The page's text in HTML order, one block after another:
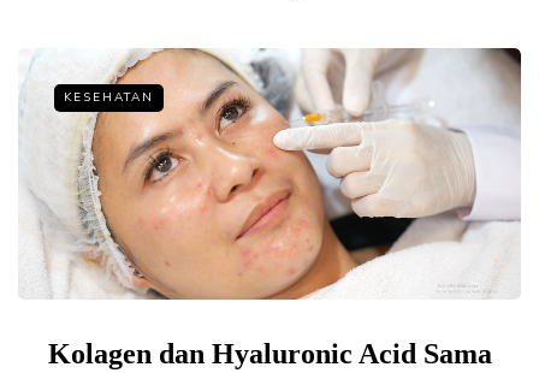
KESEHATAN
Kolagen dan Hyaluronic Acid Sama